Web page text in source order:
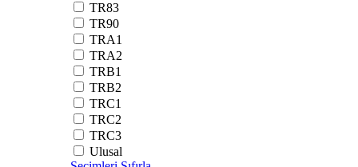
TR83
TR90
TRA1
TRA2
TRB1
TRB2
TRC1
TRC2
TRC3
Ulusal